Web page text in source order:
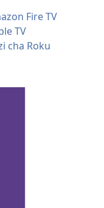
Fire TV
TV
cha Roku